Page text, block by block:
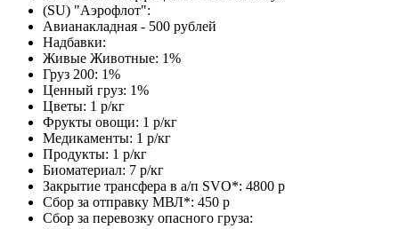
(SU) "Аэрофлот":
Авианакладная - 500 рублей
Надбавки:
Живые Животные: 1%
Груз 200: 1%
Ценный груз: 1%
Цветы: 1 р/кг
Фрукты овощи: 1 р/кг
Медикаменты: 1 р/кг
Продукты: 1 р/кг
Биоматериал: 7 р/кг
Закрытие трансфера в а/п SVO*: 4800 р
Сбор за отправку МВЛ*: 450 р
Сбор за перевозку опасного груза: